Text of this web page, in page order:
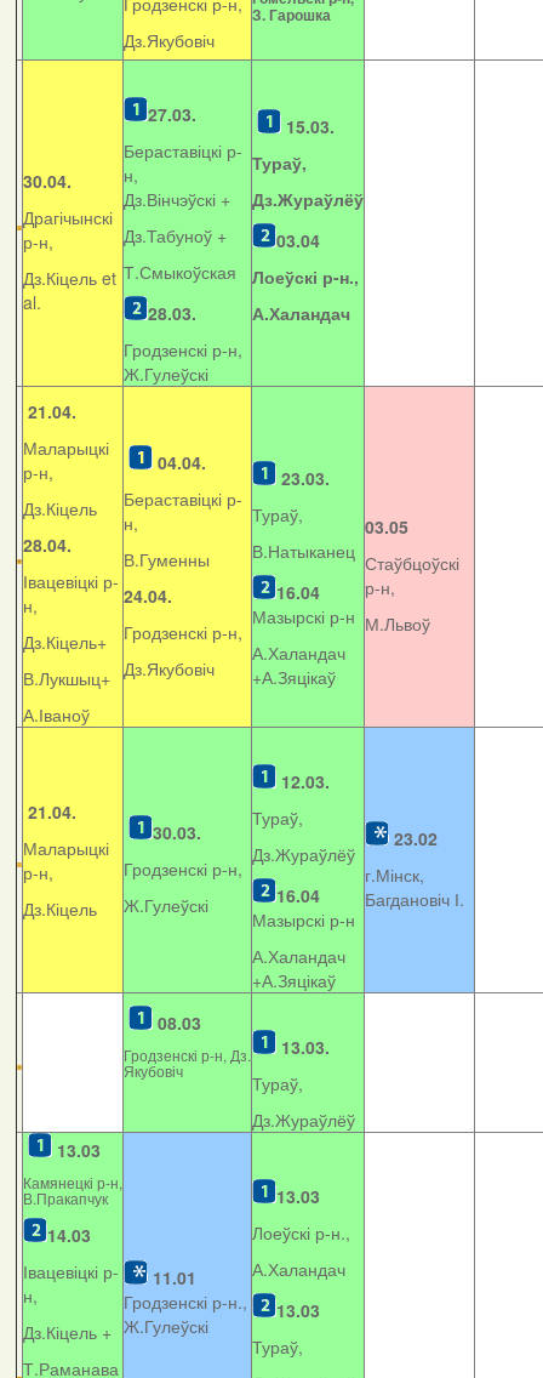
Дз.Якубовіч
З. Гарошка
30.04.
Драгічынскі
р-н,
Дз.Кіцель et
al.
27.03.
Бераставіцкі р-
н,
Дз.Вінчэўскі +
Дз.Табуноў +
Т.Смыкоўская
28.03.
Гродзенскі р-н,
Ж.Гулеўскі
15.03.
Тураў,
Дз.Жураўлёў
03.04
Лоеўскі р-н.,
А.Халандач
21.04.
Маларыцкі
р-н,
Дз.Кіцель
28.04.
Івацевіцкі р-
н,
Дз.Кіцель+
В.Лукшыц+
А.Іваноў
04.04.
Бераставіцкі р-
н,
В.Гуменны
24.04.
Гродзенскі р-н,
Дз.Якубовіч
23.03.
Тураў,
В.Натыканец
16.04
Мазырскі р-н
А.Халандач
+А.Зяцікаў
03.05
Стаўбцоўскі
р-н,
М.Львоў
21.04.
Маларыцкі
р-н,
Дз.Кіцель
30.03.
Гродзенскі р-н,
Ж.Гулеўскі
12.03.
Тураў,
Дз.Жураўлёў
16.04
Мазырскі р-н
А.Халандач
+А.Зяцікаў
23.02
г.Мінск,
Багдановіч І.
08.03
Гродзенскі р-н, Дз.
Якубовіч
13.03.
Тураў,
Дз.Жураўлёў
13.03
Камянецкі р-н,
В.Пракапчук
14.03
Івацевіцкі р-
н,
Дз.Кіцель +
Т.Раманава
11.01
Гродзенскі р-н.,
Ж.Гулеўскі
13.03
Лоеўскі р-н.,
А.Халандач
13.03
Тураў,